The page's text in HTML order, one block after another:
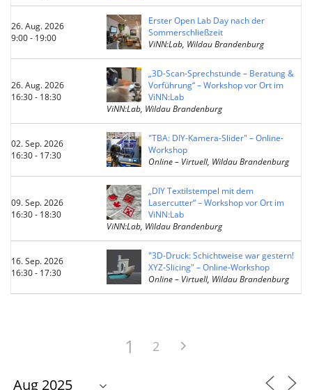
26. Aug. 2026
9:00 - 19:00
Erster Open Lab Day nach der
Sommerschließzeit
ViNN:Lab, Wildau Brandenburg
26. Aug. 2026
16:30 - 18:30
„3D-Scan-Sprechstunde – Beratung &
Vorführung“ – Workshop vor Ort im
ViNN:Lab
ViNN:Lab, Wildau Brandenburg
02. Sep. 2026
16:30 - 17:30
"TBA: DIY-Kamera-Slider" – Online-
Workshop
Online – Virtuell, Wildau Brandenburg
09. Sep. 2026
16:30 - 18:30
„DIY Textilstempel mit dem
Lasercutter“ – Workshop vor Ort im
ViNN:Lab
ViNN:Lab, Wildau Brandenburg
16. Sep. 2026
16:30 - 17:30
"3D-Druck: Schichtweise war gestern!
XYZ-Slicing" – Online-Workshop
Online – Virtuell, Wildau Brandenburg
1 2